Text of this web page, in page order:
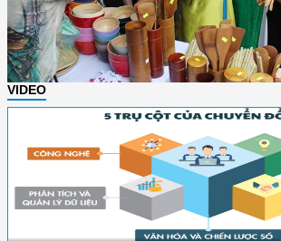
VIDEO